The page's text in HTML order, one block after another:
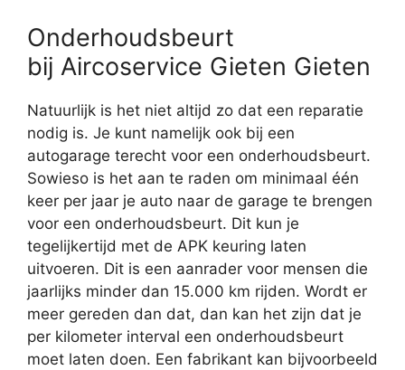
Onderhoudsbeurt
bij Aircoservice Gieten Gieten
Natuurlijk is het niet altijd zo dat een reparatie
nodig is. Je kunt namelijk ook bij een
autogarage terecht voor een onderhoudsbeurt.
Sowieso is het aan te raden om minimaal één
keer per jaar je auto naar de garage te brengen
voor een onderhoudsbeurt. Dit kun je
tegelijkertijd met de APK keuring laten
uitvoeren. Dit is een aanrader voor mensen die
jaarlijks minder dan 15.000 km rijden. Wordt er
meer gereden dan dat, dan kan het zijn dat je
per kilometer interval een onderhoudsbeurt
moet laten doen. Een fabrikant kan bijvoorbeeld